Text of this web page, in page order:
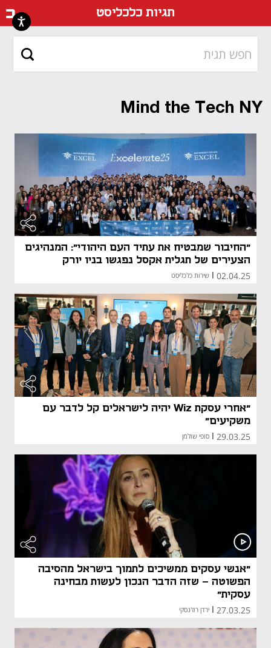
תגיות כלכליסט
Mind the Tech NY
"החיבור שמבטיח את עתיד העם היהודי": המנהיגים
הצעירים של תגלית אקסל נפגשו בניו יורק
02.04.25 שירות כלכליסט
"אחרי עסקת Wiz יהיה לישראלים קל לדבר עם
משקיעים"
29.03.25 סופי שולמן
"אנשי עסקים ממשיכים לתמוך בישראל מהסיבה
הפשוטה - שזה הדבר הנכון לעשות מבחינה
עסקית"
27.03.25 ירדן רוז'נסקי